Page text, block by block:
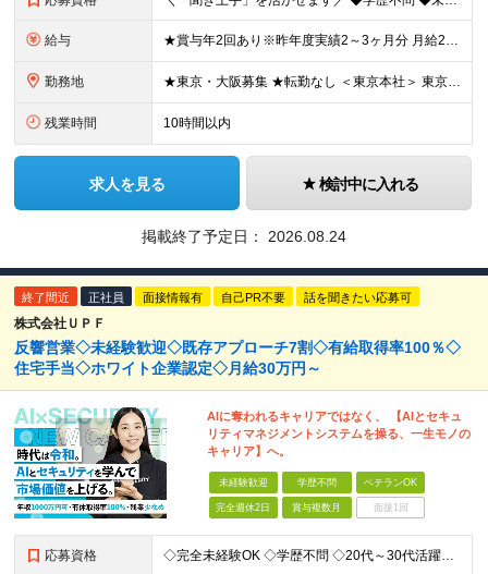
給与 ★賞与年2回あり※昨年度実績2～3ヶ月分 月給28万円～＋賞与年2回 ※試用期間6ヶ月あり。期間中の給与・待遇の差異はありません ※固定残業代（月20時間・33,000円～46,500円）を含みま
勤務地 ★東京・大阪募集 ★転勤なし ＜東京本社＞ 東京都千代田区紀尾井町4-1 ニューオータニガーデンコート19F ＜大阪支店＞ 大阪府大阪市中央区平野町3-1-6 BizMiiX Yodoyabash
残業時間 10時間以内
求人を見る 検討中に入れる
掲載終了予定日： 2026.08.24
終了間近 正社員 面接情報有 自己PR不要 話を聞きたい応募可
株式会社ＵＰＦ
反響営業◇未経験歓迎◇既存アプローチ7割◇有給取得率100％◇
住宅手当◇ホワイト企業認定◇月給30万円～
AIに奪われるキャリアではなく、 【AIとセキュ
リティマネジメントシステムを操る、一生モノの
キャリア】へ。
未経験歓迎 学歴不問 ベテランOK
完全週休2日 賞与複数月 面接1回
応募資格 ◇完全未経験OK ◇学歴不問 ◇20代～30代活躍中 ＜代表よりメッセージ＞ 「最初の会社がどうしても合わなかった…」 という方も少なくないでしょう。 なので、採用において、前職の仕事内容そのものは